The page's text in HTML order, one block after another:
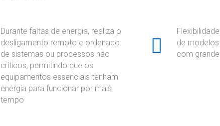
Durante faltas de energia, realiza o
desligamento remoto e ordenado
de sistemas ou processos não
críticos, permitindo que os
equipamentos essenciais tenham
energia para funcionar por mais
tempo
de
com